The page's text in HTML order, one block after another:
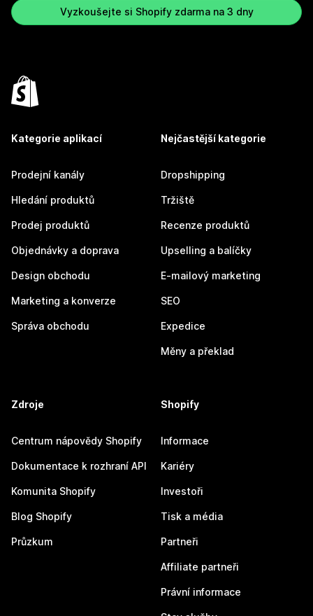
Vyzkoušejte si Shopify zdarma na 3 dny
Kategorie aplikací
Prodejní kanály
Hledání produktů
Prodej produktů
Objednávky a doprava
Design obchodu
Marketing a konverze
Správa obchodu
Nejčastější kategorie
Dropshipping
Tržiště
Recenze produktů
Upselling a balíčky
E-mailový marketing
SEO
Expedice
Měny a překlad
Zdroje
Centrum nápovědy Shopify
Dokumentace k rozhraní API
Komunita Shopify
Blog Shopify
Průzkum
Shopify
Informace
Kariéry
Investoři
Tisk a média
Partneři
Affiliate partneři
Právní informace